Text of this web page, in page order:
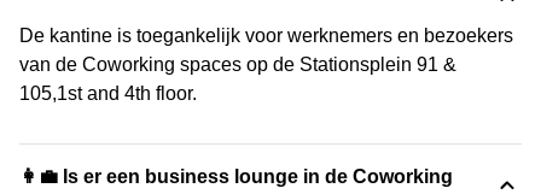
De kantine is toegankelijk voor werknemers en bezoekers
van de Coworking spaces op de Stationsplein 91 &
105,1st and 4th floor.
👩‍💼 Is er een business lounge in de Coworking